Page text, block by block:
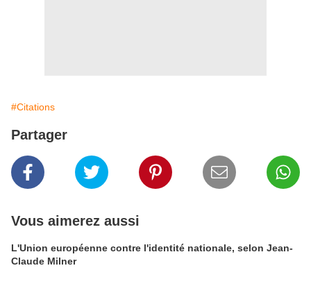
#Citations
Partager
Vous aimerez aussi
L'Union européenne contre l'identité nationale, selon Jean-
Claude Milner